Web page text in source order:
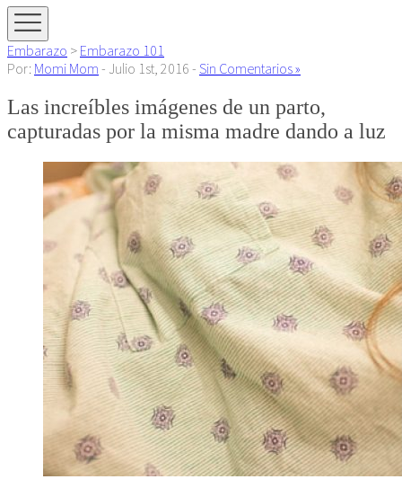
Embarazo > Embarazo 101
Por: Momi Mom - Julio 1st, 2016 - Sin Comentarios »
Las increíbles imágenes de un parto,
capturadas por la misma madre dando a luz